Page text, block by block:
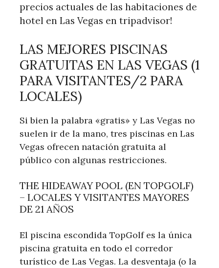
precios actuales de las habitaciones de
hotel en Las Vegas en tripadvisor!
LAS MEJORES PISCINAS
GRATUITAS EN LAS VEGAS (1
PARA VISITANTES/2 PARA
LOCALES)
Si bien la palabra «gratis» y Las Vegas no
suelen ir de la mano, tres piscinas en Las
Vegas ofrecen natación gratuita al
público con algunas restricciones.
THE HIDEAWAY POOL (EN TOPGOLF)
– LOCALES Y VISITANTES MAYORES
DE 21 AÑOS
El piscina escondida TopGolf es la única
piscina gratuita en todo el corredor
turístico de Las Vegas. La desventaja (o la